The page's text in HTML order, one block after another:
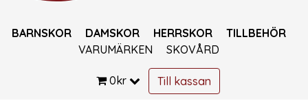
BARNSKOR DAMSKOR HERRSKOR
TILLBEHÖR
VARUMÄRKEN
SKOVÅRD
0kr Till kassan